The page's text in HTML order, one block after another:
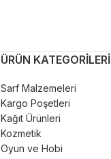
ÜRÜN KATEGORILERI
Sarf Malzemeleri
Kargo Poşetleri
Kağıt Ürünleri
Kozmetik
Oyun ve Hobi